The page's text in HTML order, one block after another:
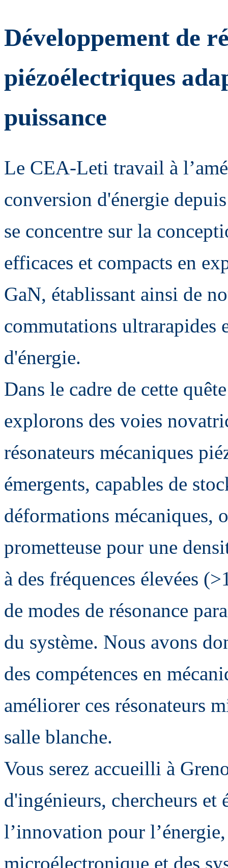
Développement de
piézoélectriques
puissance
Le CEA-Leti travail à
conversion d'énergie
se concentre sur la
efficaces et compacts en
GaN, établissant ainsi de
commutations ultrarapides
d'énergie.
Dans le cadre de cette
explorons des voies
résonateurs mécaniques
émergents, capables de
déformations mécaniques,
prometteuse pour une
à des fréquences élevées
de modes de résonance
du système. Nous avons
des compétences en
améliorer ces résonateurs
salle blanche.
Vous serez accueilli à
d'ingénieurs, chercheurs et
l’innovation pour
microélectronique et des